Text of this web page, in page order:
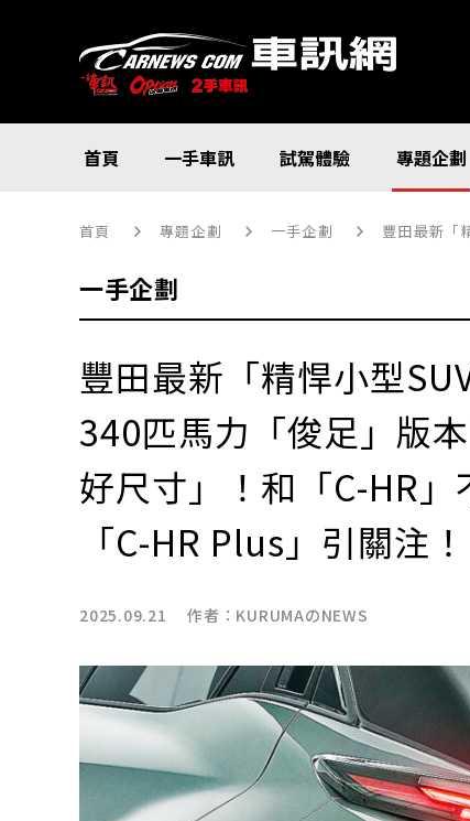
首頁 一手車訊 試駕體驗 專題企劃
首頁 專題企劃 一手企劃 豐田最新「
一手企劃
豐田最新「精悍小型
340匹馬力「俊足」版
好尺寸」！和「C-HR
「C-HR Plus」引關注！
2025.09.21 作者： KURUMAのNEWS